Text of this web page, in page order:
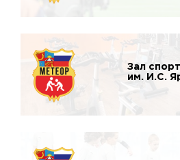
Зал
им. И.С.